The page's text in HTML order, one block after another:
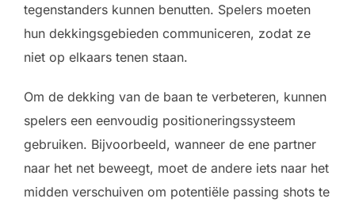
tegenstanders kunnen benutten. Spelers moeten
hun dekkingsgebieden communiceren, zodat ze
niet op elkaars tenen staan.
Om de dekking van de baan te verbeteren, kunnen
spelers een eenvoudig positioneringssysteem
gebruiken. Bijvoorbeeld, wanneer de ene partner
naar het net beweegt, moet de andere iets naar het
midden verschuiven om potentiële passing shots te